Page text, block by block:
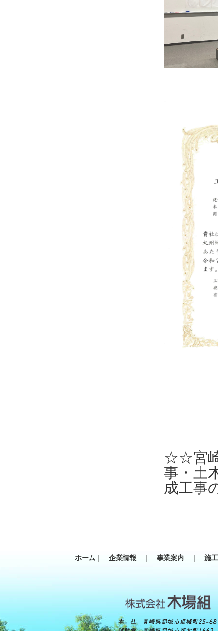
☆☆宮崎
事・土
成工事
ホーム ｜ 企業情報 ｜ 事業案内 ｜ 施